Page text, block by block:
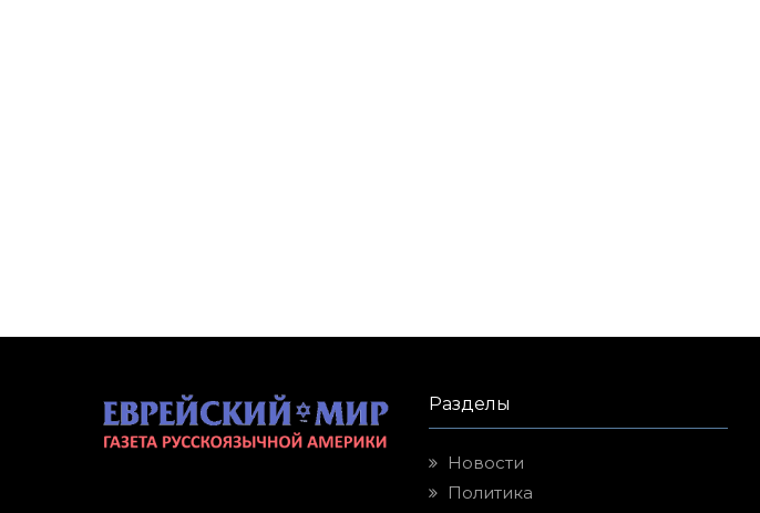
Разделы
Новости
Политика